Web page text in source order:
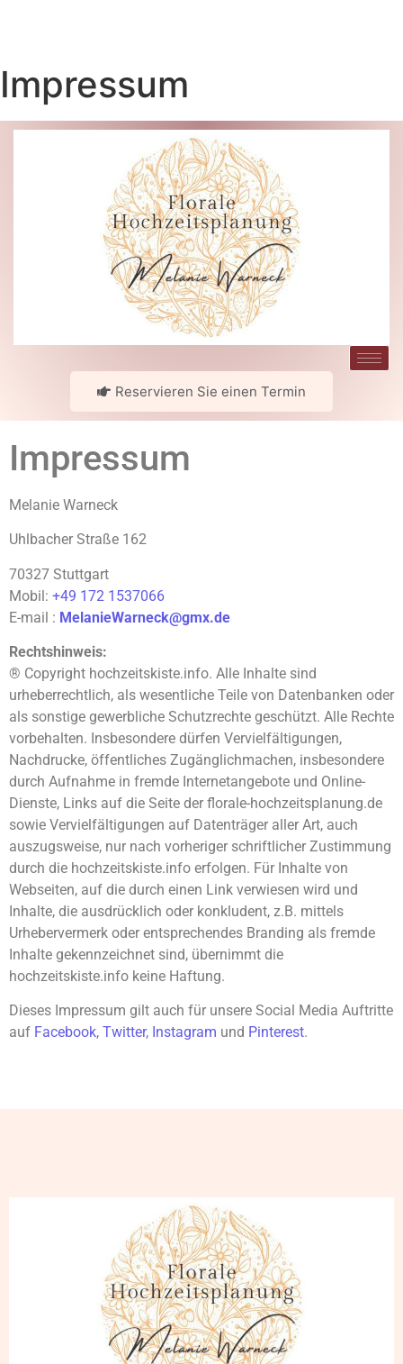
Impressum
Reservieren Sie einen Termin
Impressum
Melanie Warneck
Uhlbacher Straße 162
70327 Stuttgart
Mobil: +49 172 1537066
E-mail : MelanieWarneck@gmx.de
Rechtshinweis:
® Copyright hochzeitskiste.info. Alle Inhalte sind
urheberrechtlich, als wesentliche Teile von Datenbanken oder
als sonstige gewerbliche Schutzrechte geschützt. Alle Rechte
vorbehalten. Insbesondere dürfen Vervielfältigungen,
Nachdrucke, öffentliches Zugänglichmachen, insbesondere
durch Aufnahme in fremde Internetangebote und Online-
Dienste, Links auf die Seite der florale-hochzeitsplanung.de
sowie Vervielfältigungen auf Datenträger aller Art, auch
auszugsweise, nur nach vorheriger schriftlicher Zustimmung
durch die hochzeitskiste.info erfolgen. Für Inhalte von
Webseiten, auf die durch einen Link verwiesen wird und
Inhalte, die ausdrücklich oder konkludent, z.B. mittels
Urhebervermerk oder entsprechendes Branding als fremde
Inhalte gekennzeichnet sind, übernimmt die
hochzeitskiste.info keine Haftung.
Dieses Impressum gilt auch für unsere Social Media Auftritte
auf Facebook, Twitter, Instagram und Pinterest.